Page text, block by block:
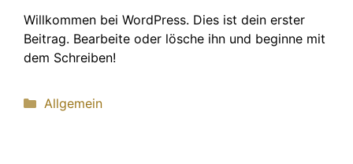
Willkommen bei WordPress. Dies ist dein erster
Beitrag. Bearbeite oder lösche ihn und beginne mit
dem Schreiben!
Kategorien
Allgemein